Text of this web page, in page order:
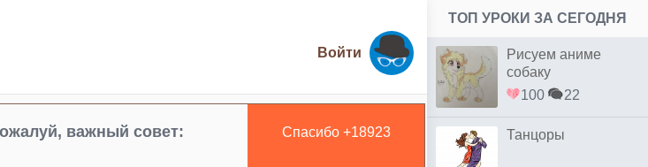
Войти
важный совет:
Спасибо +18923
ТОП УРОКИ ЗА СЕГОДНЯ
Рисуем аниме
собаку
100
22
Танцоры